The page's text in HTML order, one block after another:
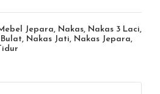
Jepara, Nakas, Nakas 3 Laci,
, Nakas Jati, Nakas Jepara,